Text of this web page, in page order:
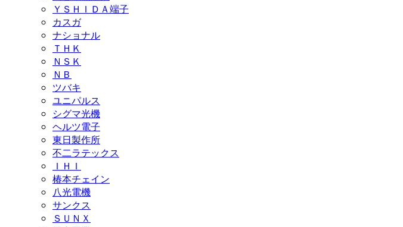
ＹＳＨＩＤＡ端子
カスガ
ナショナル
ＴＨＫ
ＮＳＫ
ＮＢ
ツバキ
ユニパルス
シグマ光機
ヘルツ電子
東日製作所
不二ラテックス
ＩＨＩ
椿本チェイン
八光電機
サンクス
ＳＵＮＸ